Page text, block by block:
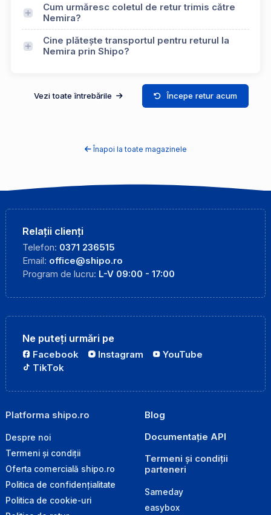
Cum urmăresc coletul de retur trimis către
Nemira?
Cine plătește transportul pentru returul la
Nemira prin Shipo?
Vezi toate întrebările Începe retur acum
Înapoi la toate magazinele
Relații clienți
Telefon: 0371 236515
Email: office@shipo.ro
Program de lucru: L-V 09:00 - 17:00
Ne puteți urmări pe
Facebook Instagram
YouTube
TikTok
Platforma shipo.ro
Despre noi
Termeni și condiții
Oferta comercială shipo.ro
Politica de confidențialitate
Politica de cookie-uri
Blog
Documentație API
Termeni și condiții
parteneri
Sameday
easybox